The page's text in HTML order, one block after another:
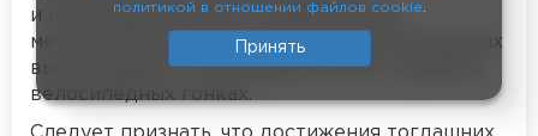
и иногородними или с подмосковных
местностей и дач, бывал на легкоатлетических
выступлениях и состязаниях в беге, прыжках,
велосипедных гонках.
политикой в отношении файлов cookie
Принять